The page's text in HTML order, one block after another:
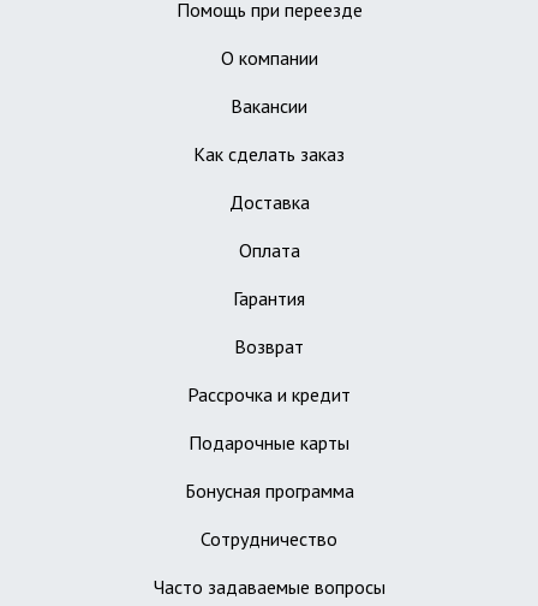
Помощь при переезде
О компании
Вакансии
Как сделать заказ
Доставка
Оплата
Гарантия
Возврат
Рассрочка и кредит
Подарочные карты
Бонусная программа
Сотрудничество
Часто задаваемые вопросы